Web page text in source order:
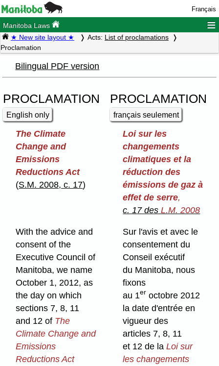
Français
Manitoba Laws ≡
★ New site layout ★ Acts: List of proclamations
Proclamation
Bilingual PDF version
PROCLAMATION
English only
PROCLAMATION
français seulement
The Climate
Change and
Emissions
Reductions Act
(S.M. 2008, c. 17)
Loi sur les
changements
climatiques et la
réduction des
émissions de gaz à
effet de serre,
c. 17 desL.M. 2008
With the advice and
consent of the
Executive Council of
Manitoba, we name
October 1, 2012, as
the day on which
sections 7, 8, 11
and 12 of The
Climate Change and
Emissions
Reductions Act
Sur l'avis et avec le
consentement du
Conseil exécutif
du Manitoba, nous
fixons
au 1er octobre 2012
la date d'entrée en
vigueur des
articles 7, 8, 11
et 12 de laLoi sur
les changements